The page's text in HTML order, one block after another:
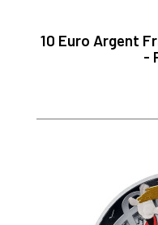
10 Euro Argent
-